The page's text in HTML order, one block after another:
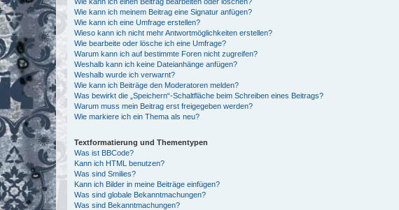
Wie kann ich meinem Beitrag eine Signatur anfügen?
Wie kann ich eine Umfrage erstellen?
Wieso kann ich nicht mehr Antwortmöglichkeiten erstellen?
Wie bearbeite oder lösche ich eine Umfrage?
Warum kann ich auf bestimmte Foren nicht zugreifen?
Weshalb kann ich keine Dateianhänge anfügen?
Weshalb wurde ich verwarnt?
Wie kann ich Beiträge den Moderatoren melden?
Was bewirkt die „Speichern“-Schaltfläche beim Schreiben eines Beitrags?
Warum muss mein Beitrag erst freigegeben werden?
Wie markiere ich ein Thema als neu?
Textformatierung und Thementypen
Was ist BBCode?
Kann ich HTML benutzen?
Was sind Smilies?
Kann ich Bilder in meine Beiträge einfügen?
Was sind globale Bekanntmachungen?
Was sind Bekanntmachungen?